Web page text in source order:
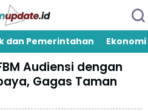
dan Pemerintahan Ekonomi
Audiensi dengan
Gagas Taman